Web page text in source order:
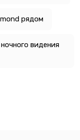
рядом
видения